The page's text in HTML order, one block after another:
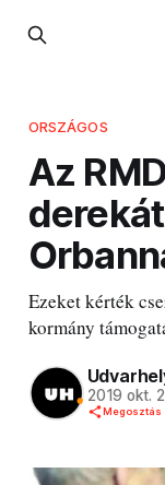
ORSZÁGOS
Az
Ezeket kérték
kormány
2019 okt.
Megosztás